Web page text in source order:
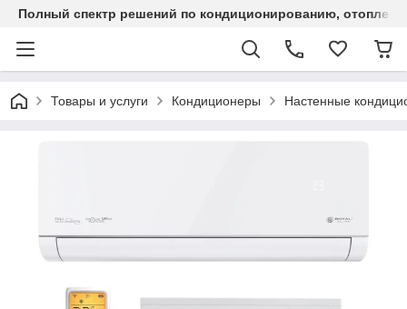
Полный спектр решений по кондиционированию,
Товары и услуги Кондиционеры Настенные